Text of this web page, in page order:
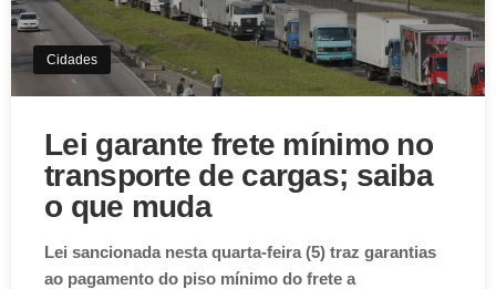
Cidades
Lei garante frete mínimo no
transporte de cargas; saiba
o que muda
Lei sancionada nesta quarta-feira (5) traz garantias
ao pagamento do piso mínimo do frete a